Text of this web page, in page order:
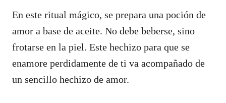
En este ritual mágico, se prepara una poción de
amor a base de aceite. No debe beberse, sino
frotarse en la piel. Este hechizo para que se
enamore perdidamente de ti va acompañado de
un sencillo hechizo de amor.